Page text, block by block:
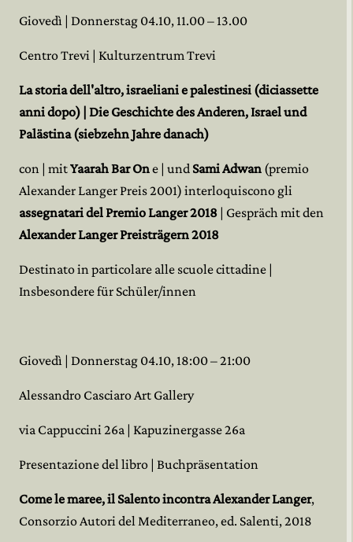
Giovedì | Donnerstag 04.10, 11.00 – 13.00
Centro Trevi | Kulturzentrum Trevi
La storia dell'altro, israeliani e palestinesi (diciassette
anni dopo) | Die Geschichte des Anderen, Israel und
Palästina (siebzehn Jahre danach)
con | mitYaarah Bar One | und Sami Adwan (premio
Alexander Langer Preis 2001) interloquiscono gli
assegnatari del Premio Langer 2018 | Gespräch mit den
Alexander Langer Preisträgern 2018
Destinato in particolare alle scuole cittadine |
Insbesondere für Schüler/innen
Giovedì | Donnerstag 04.10, 18:00 – 21:00
Alessandro Casciaro Art Gallery
via Cappuccini 26a | Kapuzinergasse 26a
Presentazione del libro | Buchpräsentation
Come le maree, il Salento incontra Alexander Langer,
Consorzio Autori del Mediterraneo, ed. Salenti, 2018